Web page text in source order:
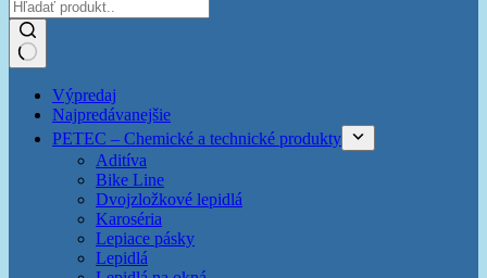
výsledkyVýpredaj
Najpredávanejšie
PETEC – Chemické a technické produkty
Aditíva
Bike Line
Dvojzložkové lepidlá
Karoséria
Lepiace pásky
Lepidlá